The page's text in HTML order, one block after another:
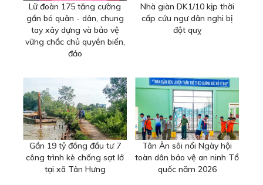
Lữ đoàn 175 tăng cường
gắn bó quân - dân, chung
tay xây dựng và bảo vệ
vững chắc chủ quyền biển,
đảo
Nhà giàn DK1/10 kịp thời
cấp cứu ngư dân nghi bị
đột quỵ
Gần 19 tỷ đồng đầu tư 7
công trình kè chống sạt lở
tại xã Tân Hưng
Tân Ân sôi nổi Ngày hội
toàn dân bảo vệ an ninh Tổ
quốc năm 2026